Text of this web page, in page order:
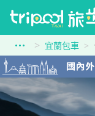
宜蘭包車